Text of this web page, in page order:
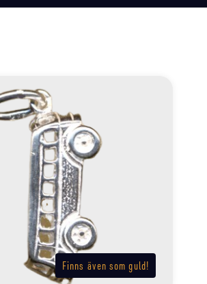
Finns även som guld!